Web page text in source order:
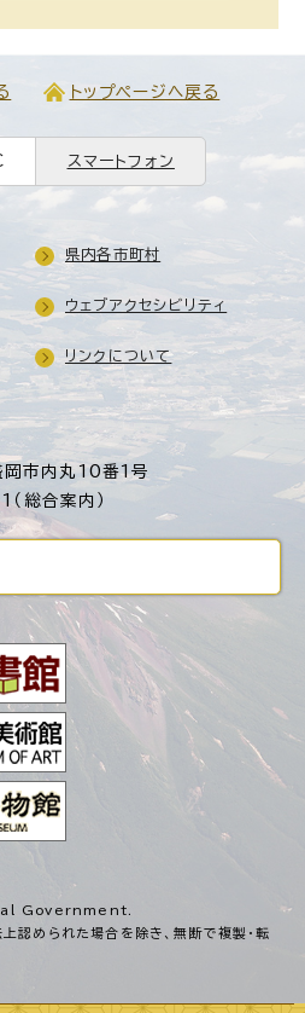
トップページへ戻る
スマートフォン
市内丸10番1号
総合案内）
県内各市町村
ウェブアクセシビリティ
リンクについて
Government.
認められた場合を除き、無断で複製・転